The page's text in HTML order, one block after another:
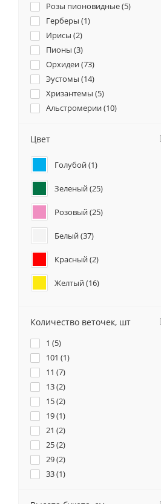
Розы пионовидные (5)
Герберы (1)
Ирисы (2)
Пионы (3)
Орхидеи (73)
Эустомы (14)
Хризантемы (5)
Альстромерии (10)
Лилии (
Геогрины (1)
Гипсофилы (
Маттиола (4)
Цвет
Голубой (1)
Зеленый (25)
Розовый (25)
Белый (37)
Красный (2)
Желтый (16)
Персиковый (
Фиолетовый (
Разноцветный (
Количество веточек, шт
1 (5)
101 (1)
11 (7)
13 (2)
15 (2)
19 (1)
21 (2)
25 (2)
29 (2)
33 (1)